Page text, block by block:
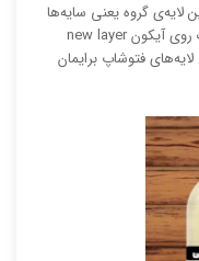
لایه‌ی گروه یعنی سایه‌ها
کلیک میکنیم تا انتخاب شود بعد با کنترل و کلیک روی آیکون new layer
فتوشاپ برایمان